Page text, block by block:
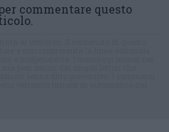
commentare questo